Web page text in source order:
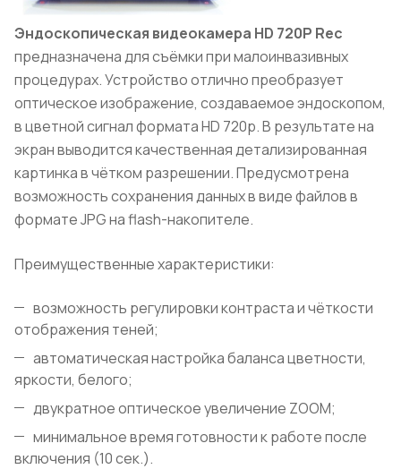
Эндоскопическая видеокамера HD 720P Rec
предназначена для съёмки при малоинвазивных
процедурах. Устройство отлично преобразует
оптическое изображение, создаваемое эндоскопом,
в цветной сигнал формата HD 720p. В результате на
экран выводится качественная детализированная
картинка в чётком разрешении. Предусмотрена
возможность сохранения данных в виде файлов в
формате JPG на flash-накопителе.
Преимущественные характеристики:
возможность регулировки контраста и чёткости
отображения теней;
автоматическая настройка баланса цветности,
яркости, белого;
двукратное оптическое увеличение ZOOM;
минимальное время готовности к работе после
включения (10 сек.).